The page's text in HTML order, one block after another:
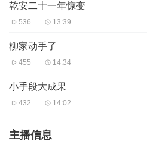
乾安二十一年惊变
536 13:39
柳家动手了
455 14:34
小手段大成果
432 14:02
主播信息